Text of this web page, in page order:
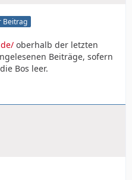
Beitrag
oberhalb der letzten
Beiträge, sofern
Bos leer.